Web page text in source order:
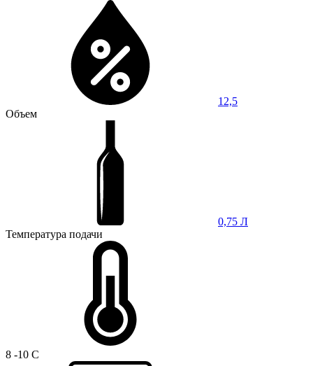
12,5
Объем
0,75 Л
Температура подачи
8 -10 C